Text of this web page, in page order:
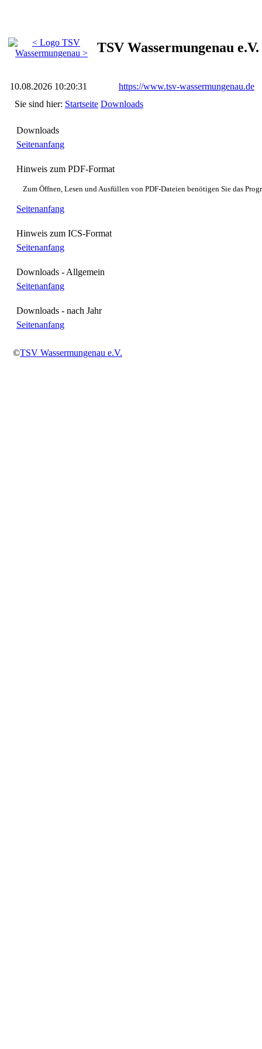
TSV Wassermungenau e.V.
10.08.2026 10:20:31
https://www.tsv-wassermungenau.de
Sie sind hier: Startseite Downloads
Downloads
Seitenanfang
Hinweis zum PDF-Format
Zum Öffnen, Lesen und Ausfüllen von PDF-Dateien benötigen Sie das
Seitenanfang
Hinweis zum ICS-Format
Seitenanfang
Downloads - Allgemein
Seitenanfang
Downloads - nach Jahr
Seitenanfang
©TSV Wassermungenau e.V.